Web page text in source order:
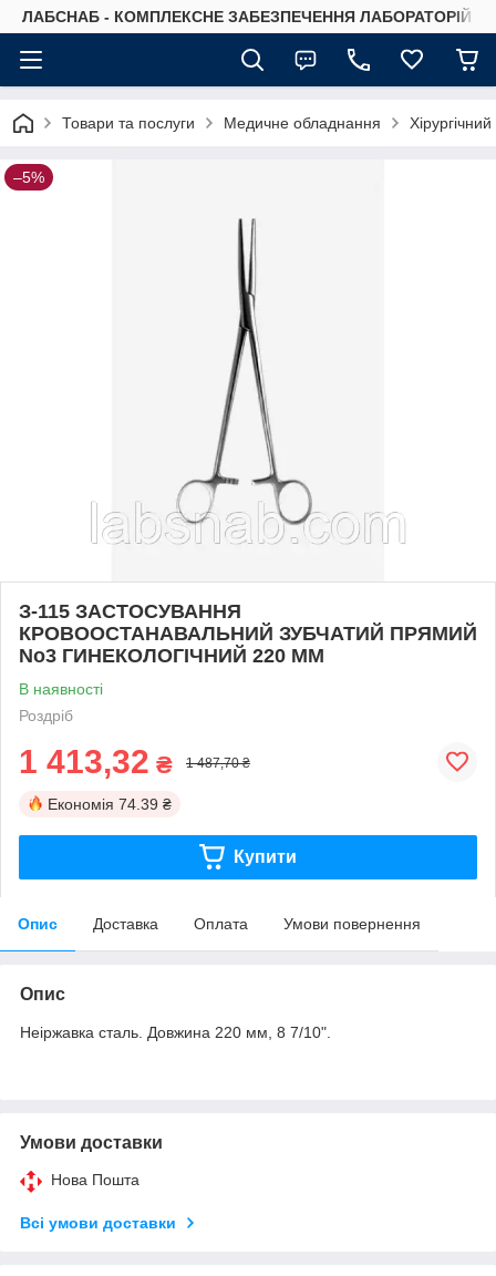
ЛАБСНАБ - КОМПЛЕКСНЕ ЗАБЕЗПЕЧЕННЯ ЛАБОРАТОРІЙ
Товари та послуги Медичне обладнання
–5%
З-115 ЗАСТОСУВАННЯ
КРОВООСТАНАВАЛЬНИЙ ЗУБЧАТИЙ ПРЯМИЙ
No3 ГИНЕКОЛОГІЧНИЙ 220 ММ
В наявності
Роздріб
1 413,32 ₴ 1 487,70 ₴
Економія 74.39 ₴
Купити
Опис Доставка Оплата Умови повернення
Опис
Неіржавка сталь. Довжина 220 мм, 8 7/10".
Умови доставки
Нова Пошта
Всі умови доставки